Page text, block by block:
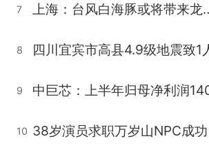
7 上海：台风
8
9
10 38岁演员求职万岁山NPC成功